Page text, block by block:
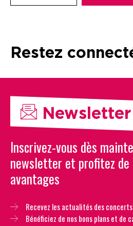
Restez
Newsletter
Inscrivez-vous dès
newsletter et profitez de
avantages
Recevez les actualités des
Bénéficiez de nos bons plans et de